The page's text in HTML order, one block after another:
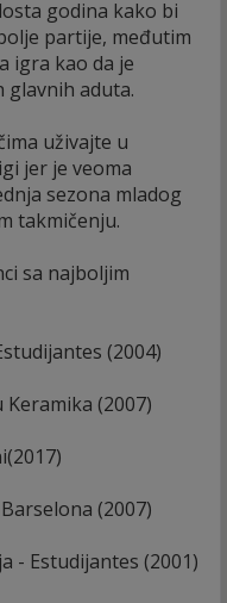
godina kako bi
partije, međutim
igra kao da je
glavnih aduta.
uživajte u
jer je veoma
sezona mladog
takmičenju.
sa najboljim
(2004)
(2007)
(2007)
- Estudijantes (2001)